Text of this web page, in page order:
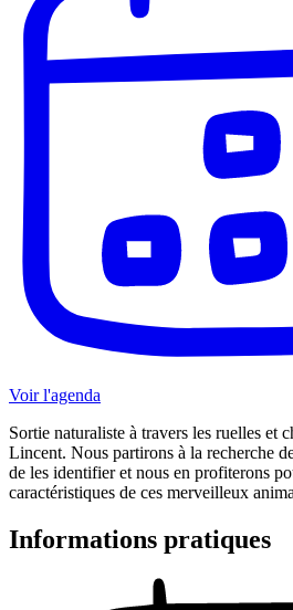
Voir l'agenda
Sortie naturaliste à travers les ruelles et
Lincent. Nous partirons à la recherche
de les identifier et nous en profiterons
caractéristiques de ces merveilleux
Informations pratiques